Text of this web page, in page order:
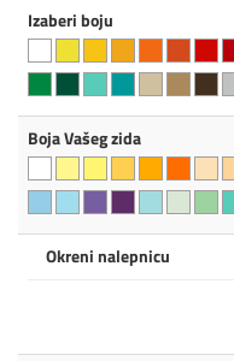
Izaberi boju
Boja Vašeg zida
Okreni nalepnicu